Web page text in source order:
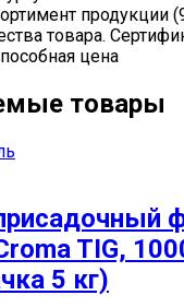
продукции
товара.
цена
товары
TIG,
5 кг)